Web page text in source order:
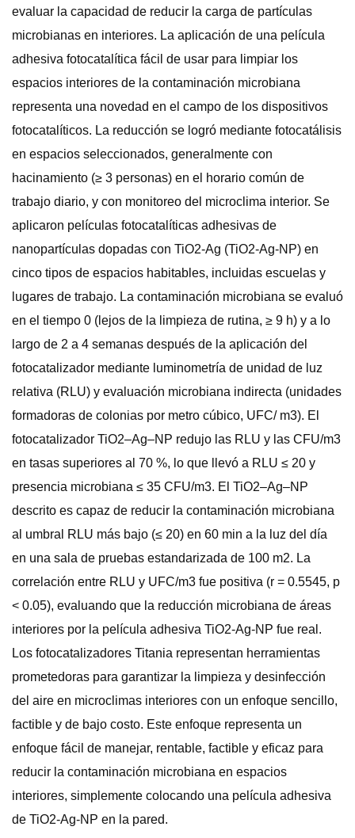
evaluar la capacidad de reducir la carga de partículas
microbianas en interiores. La aplicación de una película
adhesiva fotocatalítica fácil de usar para limpiar los
espacios interiores de la contaminación microbiana
representa una novedad en el campo de los dispositivos
fotocatalíticos. La reducción se logró mediante fotocatálisis
en espacios seleccionados, generalmente con
hacinamiento (≥ 3 personas) en el horario común de
trabajo diario, y con monitoreo del microclima interior. Se
aplicaron películas fotocatalíticas adhesivas de
nanopartículas dopadas con TiO2-Ag (TiO2-Ag-NP) en
cinco tipos de espacios habitables, incluidas escuelas y
lugares de trabajo. La contaminación microbiana se evaluó
en el tiempo 0 (lejos de la limpieza de rutina, ≥ 9 h) y a lo
largo de 2 a 4 semanas después de la aplicación del
fotocatalizador mediante luminometría de unidad de luz
relativa (RLU) y evaluación microbiana indirecta (unidades
formadoras de colonias por metro cúbico, UFC/ m3). El
fotocatalizador TiO2–Ag–NP redujo las RLU y las CFU/m3
en tasas superiores al 70 %, lo que llevó a RLU ≤ 20 y
presencia microbiana ≤ 35 CFU/m3. El TiO2–Ag–NP
descrito es capaz de reducir la contaminación microbiana
al umbral RLU más bajo (≤ 20) en 60 min a la luz del día
en una sala de pruebas estandarizada de 100 m2. La
correlación entre RLU y UFC/m3 fue positiva (r = 0.5545, p
< 0.05), evaluando que la reducción microbiana de áreas
interiores por la película adhesiva TiO2-Ag-NP fue real.
Los fotocatalizadores Titania representan herramientas
prometedoras para garantizar la limpieza y desinfección
del aire en microclimas interiores con un enfoque sencillo,
factible y de bajo costo. Este enfoque representa un
enfoque fácil de manejar, rentable, factible y eficaz para
reducir la contaminación microbiana en espacios
interiores, simplemente colocando una película adhesiva
de TiO2-Ag-NP en la pared.